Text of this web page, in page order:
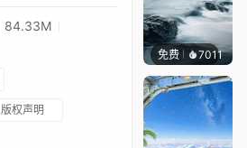
84.33M
版权声明
免费 7011